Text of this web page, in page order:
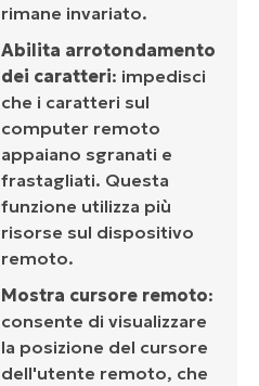
rimane invariato.
Abilita arrotondamento
dei caratteri: impedisci
che i caratteri sul
computer remoto
appaiano sgranati e
frastagliati. Questa
funzione utilizza più
risorse sul dispositivo
remoto.
Mostra cursore remoto:
consente di visualizzare
la posizione del cursore
dell'utente remoto, che